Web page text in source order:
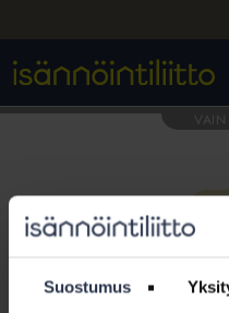
Suostumus